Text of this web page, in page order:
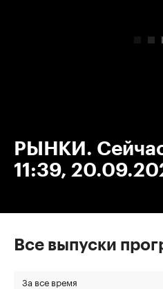
РЫНКИ.
11:39,
Все выпуски
За все время